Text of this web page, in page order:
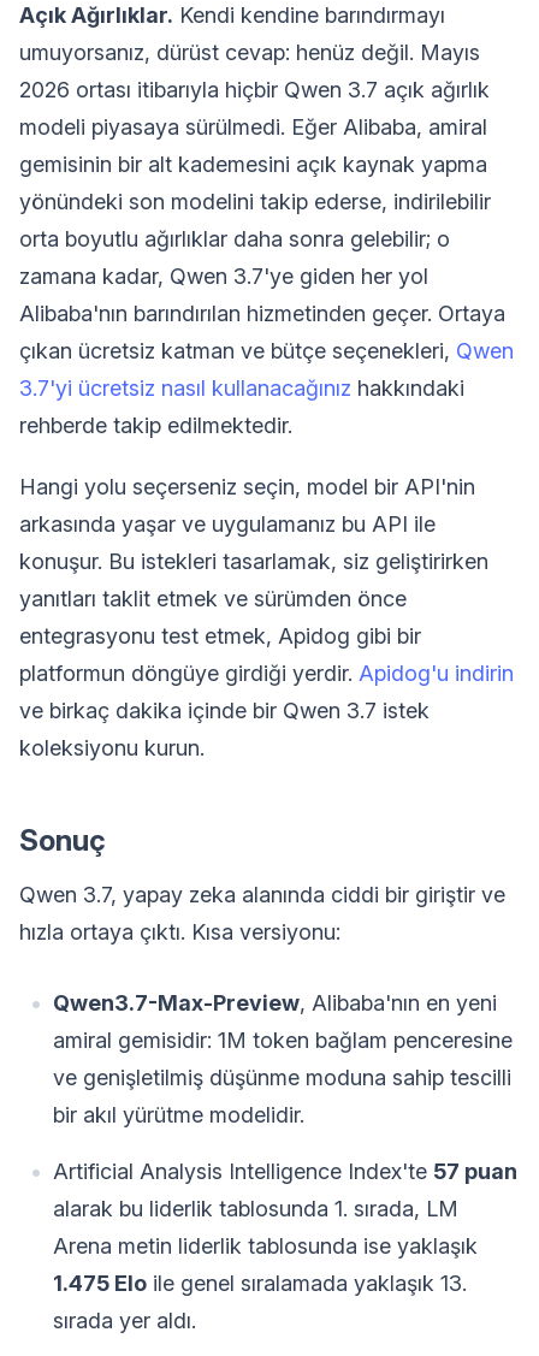
Açık Ağırlıklar. Kendi kendine barındırmayı
umuyorsanız, dürüst cevap: henüz değil. Mayıs
2026 ortası itibarıyla hiçbir Qwen 3.7 açık ağırlık
modeli piyasaya sürülmedi. Eğer Alibaba, amiral
gemisinin bir alt kademesini açık kaynak yapma
yönündeki son modelini takip ederse, indirilebilir
orta boyutlu ağırlıklar daha sonra gelebilir; o
zamana kadar, Qwen 3.7'ye giden her yol
Alibaba'nın barındırılan hizmetinden geçer. Ortaya
çıkan ücretsiz katman ve bütçe seçenekleri, Qwen
3.7'yi ücretsiz nasıl kullanacağınız hakkındaki
rehberde takip edilmektedir.
Hangi yolu seçerseniz seçin, model bir API'nin
arkasında yaşar ve uygulamanız bu API ile
konuşur. Bu istekleri tasarlamak, siz geliştirirken
yanıtları taklit etmek ve sürümden önce
entegrasyonu test etmek, Apidog gibi bir
platformun döngüye girdiği yerdir. Apidog'u indirin
ve birkaç dakika içinde bir Qwen 3.7 istek
koleksiyonu kurun.
Sonuç
Qwen 3.7, yapay zeka alanında ciddi bir giriştir ve
hızla ortaya çıktı. Kısa versiyonu:
Qwen3.7-Max-Preview, Alibaba'nın en yeni
amiral gemisidir: 1M token bağlam penceresine
ve genişletilmiş düşünme moduna sahip tescilli
bir akıl yürütme modelidir.
Artificial Analysis Intelligence Index'te 57 puan
alarak bu liderlik tablosunda 1. sırada, LM
Arena metin liderlik tablosunda ise yaklaşık
1.475 Elo ile genel sıralamada yaklaşık 13.
sırada yer aldı.